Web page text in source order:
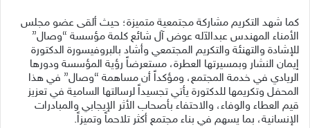
كما شهد التكريم مشاركة مجتمعية متميزة؛ حيث ألقى عضو مجلس
الأمناء المهندس عبدالآله عوض آل شائع كلمة مؤسسة “وصال”
للإشادة والتهنئة والتكريم المجتمعي وأشاد بالبروفيسورة الدكتورة
إيمان النشار وبمسيرتها العطرة، مستعرضاً رؤية المؤسسة ودورها
الريادي في خدمة المجتمع، ومؤكداً أن مساهمة “وصال” في هذا
المحفل وتكريمها للدكتورة يأتي تجسيداً لرسالتها السامية في تعزيز
قيم العطاء والوفاء، والاحتفاء بأصحاب الأثر الإيجابي والمبادرات
الإنسانية، بما يسهم في بناء مجتمع أكثر تلاحماً وتميزاً.